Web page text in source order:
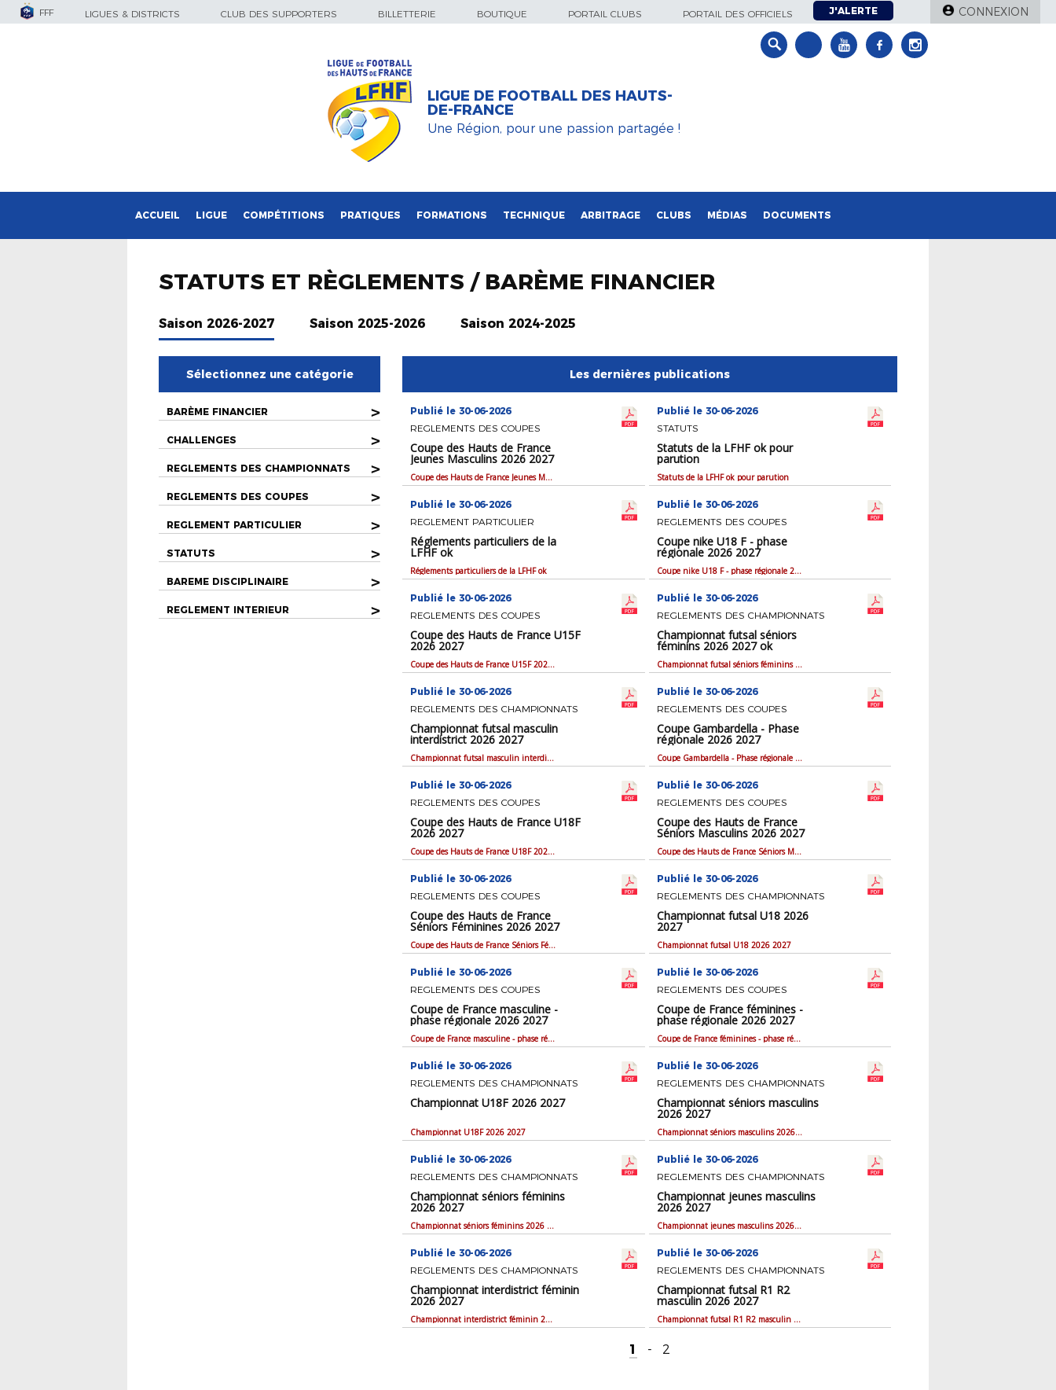
FFF LIGUES & DISTRICTS CLUB DES SUPPORTERS BILLETTERIE BOUTIQUE PORTAIL CLUBS PORTAIL DES OFFICIELS J'ALERTE CONNEXION
LIGUE DE FOOTBALL DES HAUTS-
DE-FRANCE
Une Région, pour une passion partagée !
ACCUEIL LIGUE COMPÉTITIONS PRATIQUES FORMATIONS TECHNIQUE ARBITRAGE CLUBS MÉDIAS DOCUMENTS
STATUTS ET RÈGLEMENTS / BARÈME FINANCIER
Saison 2026-2027 Saison 2025-2026 Saison 2024-2025
Sélectionnez une catégorie
BARÈME FINANCIER >
CHALLENGES >
REGLEMENTS DES CHAMPIONNATS >
REGLEMENTS DES COUPES >
REGLEMENT PARTICULIER >
STATUTS >
BAREME DISCIPLINAIRE >
REGLEMENT INTERIEUR >
Les dernières publications
Publié le 30-06-2026
REGLEMENTS DES COUPES
Coupe des Hauts de France
Jeunes Masculins 2026 2027
Coupe des Hauts de France Jeunes Masculins 2026 2027
Publié le 30-06-2026
STATUTS
Statuts de la LFHF ok pour
parution
Statuts de la LFHF ok pour parution
Publié le 30-06-2026
REGLEMENT PARTICULIER
Réglements particuliers de la
LFHF ok
Réglements particuliers de la LFHF ok
Publié le 30-06-2026
REGLEMENTS DES COUPES
Coupe nike U18 F - phase
régionale 2026 2027
Coupe nike U18 F - phase régionale 2026 2027
Publié le 30-06-2026
REGLEMENTS DES COUPES
Coupe des Hauts de France U15F
2026 2027
Coupe des Hauts de France U15F 2026 2027
Publié le 30-06-2026
REGLEMENTS DES CHAMPIONNATS
Championnat futsal séniors
féminins 2026 2027 ok
Championnat futsal séniors féminins 2026 2027 ok
Publié le 30-06-2026
REGLEMENTS DES CHAMPIONNATS
Championnat futsal masculin
interdistrict 2026 2027
Championnat futsal masculin interdistrict 2026 2027
Publié le 30-06-2026
REGLEMENTS DES COUPES
Coupe Gambardella - Phase
régionale 2026 2027
Coupe Gambardella - Phase régionale 2026 2027
Publié le 30-06-2026
REGLEMENTS DES COUPES
Coupe des Hauts de France U18F
2026 2027
Coupe des Hauts de France U18F 2026 2027
Publié le 30-06-2026
REGLEMENTS DES COUPES
Coupe des Hauts de France
Séniors Masculins 2026 2027
Coupe des Hauts de France Séniors Masculins 2026 2027
Publié le 30-06-2026
REGLEMENTS DES COUPES
Coupe des Hauts de France
Séniors Féminines 2026 2027
Coupe des Hauts de France Séniors Féminines 2026 2027
Publié le 30-06-2026
REGLEMENTS DES CHAMPIONNATS
Championnat futsal U18 2026
2027
Championnat futsal U18 2026 2027
Publié le 30-06-2026
REGLEMENTS DES COUPES
Coupe de France masculine -
phase régionale 2026 2027
Coupe de France masculine - phase régionale 2026 2027
Publié le 30-06-2026
REGLEMENTS DES COUPES
Coupe de France féminines -
phase régionale 2026 2027
Coupe de France féminines - phase régionale 2026 2027
Publié le 30-06-2026
REGLEMENTS DES CHAMPIONNATS
Championnat U18F 2026 2027
Championnat U18F 2026 2027
Publié le 30-06-2026
REGLEMENTS DES CHAMPIONNATS
Championnat séniors masculins
2026 2027
Championnat séniors masculins 2026 2027
Publié le 30-06-2026
REGLEMENTS DES CHAMPIONNATS
Championnat séniors féminins
2026 2027
Championnat séniors féminins 2026 2027
Publié le 30-06-2026
REGLEMENTS DES CHAMPIONNATS
Championnat jeunes masculins
2026 2027
Championnat jeunes masculins 2026 2027
Publié le 30-06-2026
REGLEMENTS DES CHAMPIONNATS
Championnat interdistrict féminin
2026 2027
Championnat interdistrict féminin 2026 2027
Publié le 30-06-2026
REGLEMENTS DES CHAMPIONNATS
Championnat futsal R1 R2
masculin 2026 2027
Championnat futsal R1 R2 masculin 2026 2027
1 - 2